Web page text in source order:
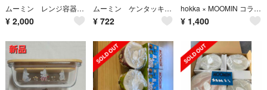
ムーミン レンジ容器セット
¥ 2,000
ムーミン ケンタッキー KFC 密閉保存容器 オリジナル パープル 限定デザイン
¥ 722
hokka × MOOMIN コラボ 缶ケース 空き缶 北欧 キャラクター
¥ 1,400